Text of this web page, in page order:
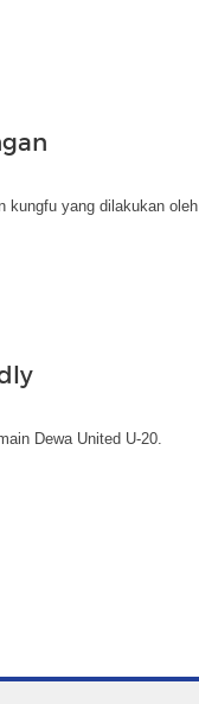
kungfu yang dilakukan oleh
Dewa United U-20.